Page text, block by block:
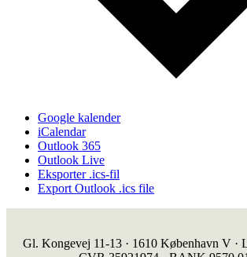
Google kalender
iCalendar
Outlook 365
Outlook Live
Eksporter .ics-fil
Export Outlook .ics file
Gl. Kongevej 11-13 · 1610 København V ·